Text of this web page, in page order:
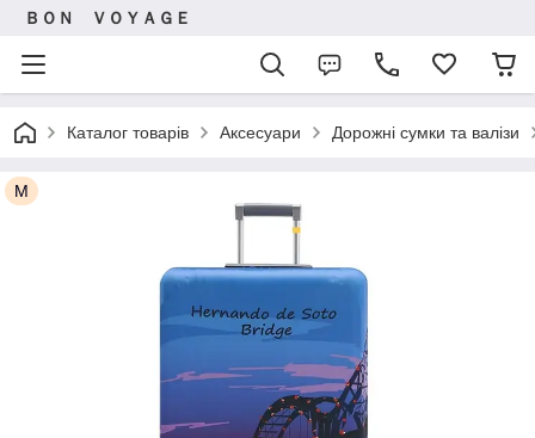
ＢＯＮ ＶＯＹＡＧＥ
Каталог товарів Аксесуари Дорожні сумки та валізи
M